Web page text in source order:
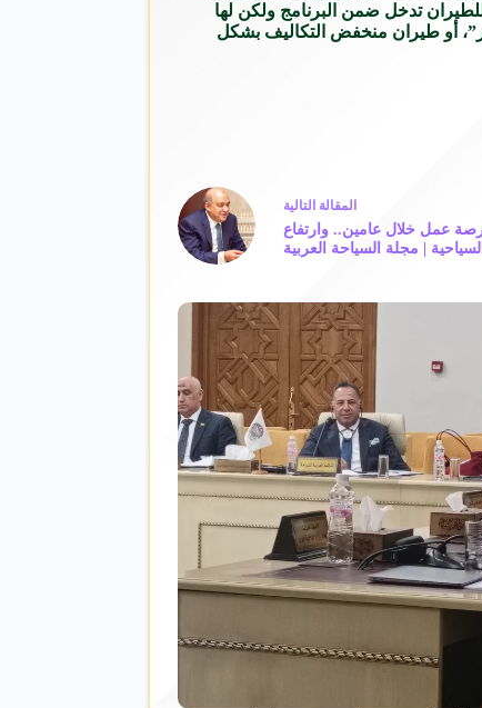
تدخل ضمن البرنامج ولكن لھا
أو طیران منخفض التكالیف بشكل
المقالة التالية
الأقصر: توفير 3000 آلاف فرصة عمل خلال عامين.. وارتفاع